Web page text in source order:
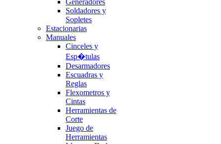
Generadores
Soldadores y
Sopletes
Estacionarias
Manuales
Cinceles y
Esp�tulas
Desarmadores
Escuadras y
Reglas
Flexometros y
Cintas
Herramientas de
Corte
Juego de
Herramientas